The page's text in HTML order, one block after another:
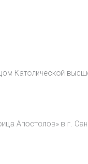
Католической
Апостолов» в г.